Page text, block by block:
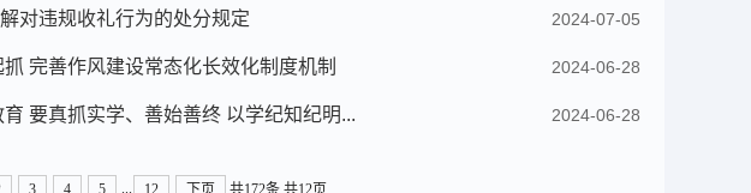
对违规收礼行为的处分规定 2024-07-05
完善作风建设常态化长效化制度机制 2024-06-28
要真抓实学、善始善终 以学纪知纪明... 2024-06-28
...